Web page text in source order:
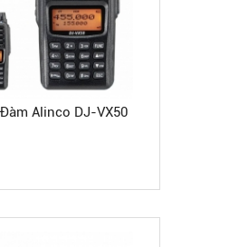
Alinco DJ-VX50